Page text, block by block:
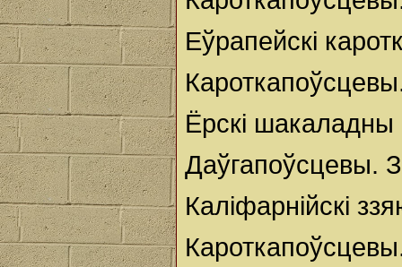
Еўрапейскі
Ёрскі шакаладны
Даўгапоўсцевы.
Каліфарнійскі